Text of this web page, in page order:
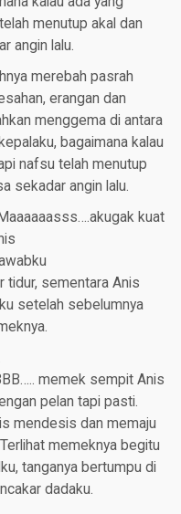
menutup akal dan
angin lalu.
merebah pasrah
erangan dan
menggema di antara
bagaimana kalau
nafsu telah menutup
sekadar angin lalu.
kuat
tidur, sementara Anis
setelah sebelumnya
memek sempit Anis
pelan tapi pasti.
mendesis dan memaju
memeknya begitu
tanganya bertumpu di
dadaku.